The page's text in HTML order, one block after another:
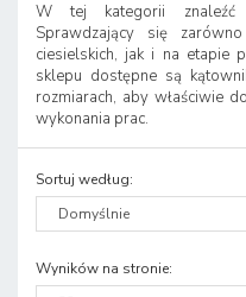
W tej kategorii znaleźć
Sprawdzający się
ciesielskich, jak i na etapie
sklepu dostępne są
rozmiarach, aby właściwie
wykonania prac.
Sortuj według:
Wyników na stronie: